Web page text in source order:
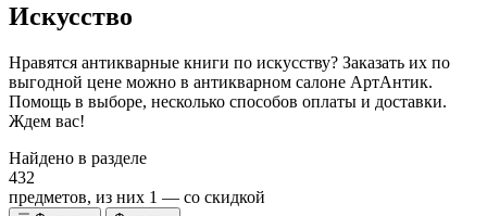
Искусство
Нравятся антикварные книги по искусству? Заказать их по
выгодной цене можно в антикварном салоне АртАнтик.
Помощь в выборе, несколько способов оплаты и доставки.
Ждем вас!
Найдено в разделе
432
предметов, из них 1 — со скидкой